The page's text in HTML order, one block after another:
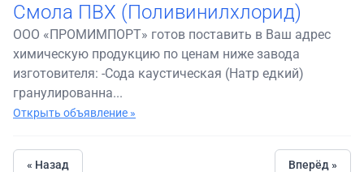
Смола ПВХ (Поливинилхлорид)
ООО «ПРОМИМПОРТ» готов поставить в Ваш адрес
химическую продукцию по ценам ниже завода
изготовителя: -Сода каустическая (Натр едкий)
гранулированна...
Открыть объявление »
« Назад Вперёд »